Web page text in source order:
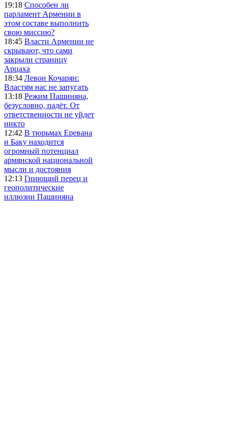
19:18 Способен ли
парламент Армении в
этом составе выполнить
свою миссию?
18:45 Власти Армении не
скрывают, что сами
закрыли страницу
Арцаха
18:34 Левон Кочарян:
Властям нас не запугать
13:18 Режим Пашиняна,
безусловно, падёт. От
ответственности не уйдет
никто
12:42 В тюрьмах Еревана
и Баку находится
огромный потенциал
армянской национальной
мысли и достояния
12:13 Гниющий перец и
геополитические
иллюзии Пашиняна